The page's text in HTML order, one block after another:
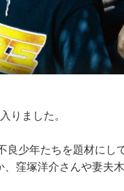
りました。
少年たちを題材にし
窪塚洋介さんや妻夫